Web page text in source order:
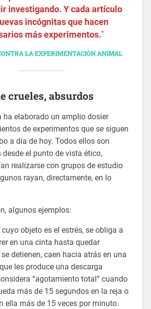
investigando. Y cada artículo
incógnitas que hacen
más experimentos.”
LA EXPERIMENTACIÓN ANIMAL
crueles, absurdos
ha elaborado un amplio dosier
de experimentos que se siguen
a día de hoy. Todos ellos son
el punto de vista ético,
realizarse con grupos de estudio
rayan, directamente, en lo
algunos ejemplos:
objeto es el estrés, se obliga a
en una cinta hasta quedar
detienen, caen hacia atrás en una
les produce una descarga
“agotamiento total” cuando
más de 15 segundos en la reja o
ella más de 15 veces por minuto.